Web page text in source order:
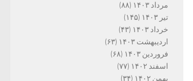
مرداد ۱۴۰۳
(۸۸)
تیر ۱۴۰۳
(۱۴۵)
خرداد ۱۴۰۳
(۴۳)
اردیبهشت ۱۴۰۳
(۶۳)
فروردین ۱۴۰۳
(۶۸)
اسفند ۱۴۰۲
(۷۷)
بهمن ۱۴۰۲
(۳۴)